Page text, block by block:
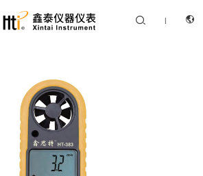
产品中心
 | 